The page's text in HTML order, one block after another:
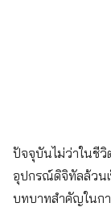
ปัจจุบันไม่ว่าในชีวิ
อุปกรณ์ดิจิทัลล้วน
บทบาทสำคัญในกา